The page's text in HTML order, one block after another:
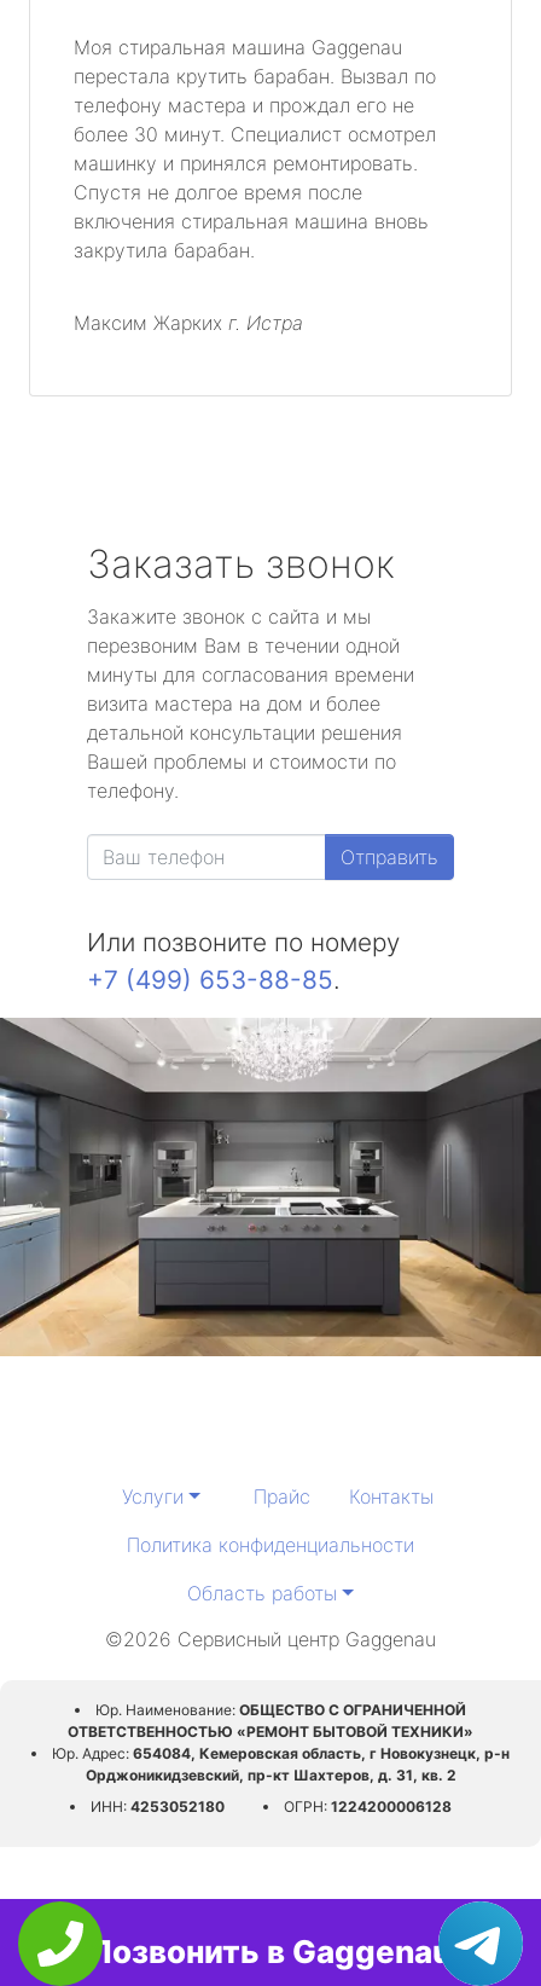
Моя стиральная машина Gaggenau
перестала крутить барабан. Вызвал по
телефону мастера и прождал его не
более 30 минут. Специалист осмотрел
машинку и принялся ремонтировать.
Спустя не долгое время после
включения стиральная машина вновь
закрутила барабан.
Максим Жарких г. Истра
Заказать звонок
Закажите звонок с сайта и мы
перезвоним Вам в течении одной
минуты для согласования времени
визита мастера на дом и более
детальной консультации решения
Вашей проблемы и стоимости по
телефону.
Отправить
Или позвоните по номеру
+7 (499) 653-88-85.
Услуги Прайс
Контакты
Политика конфиденциальности
Область работы
©2026 Сервисный центр Gaggenau
Юр. Наименование: ОБЩЕСТВО С ОГРАНИЧЕННОЙ
ОТВЕТСТВЕННОСТЬЮ «РЕМОНТ БЫТОВОЙ ТЕХНИКИ»
Юр. Адрес: 654084, Кемеровская область, г Новокузнецк, р-н
Орджоникидзевский, пр-кт Шахтеров, д. 31, кв. 2
ИНН: 4253052180 ОГРН: 1224200006128
Позвонить в Gaggenau